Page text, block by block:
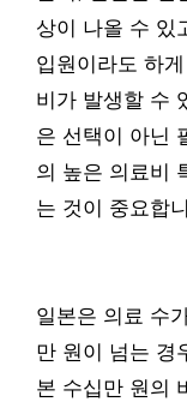
상이 나올 수 있
입원이라도 하
비가 발생할 수
은 선택이 아닌
의 높은 의료비
는 것이 중요합
일본은 의료 수
만 원이 넘는 경
본 수십만 원의